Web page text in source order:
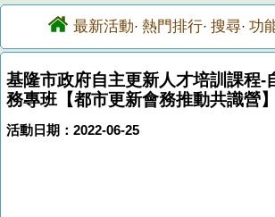
最新活動· 熱門排行· 搜尋· 功
基隆市政府自主更新人才培訓課程-
務專班【都市更新會務推動共識營】
活動日期：2022-06-25